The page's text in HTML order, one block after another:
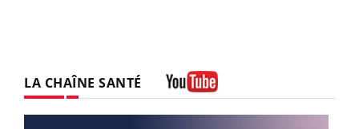
LA CHAÎNE SANTÉ